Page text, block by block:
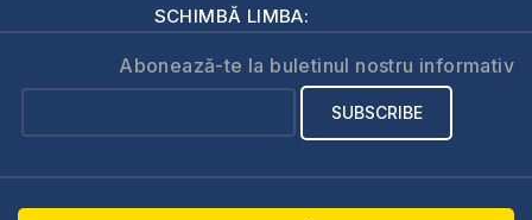
SCHIMBĂ LIMBA:
Abonează-te la buletinul nostru informativ